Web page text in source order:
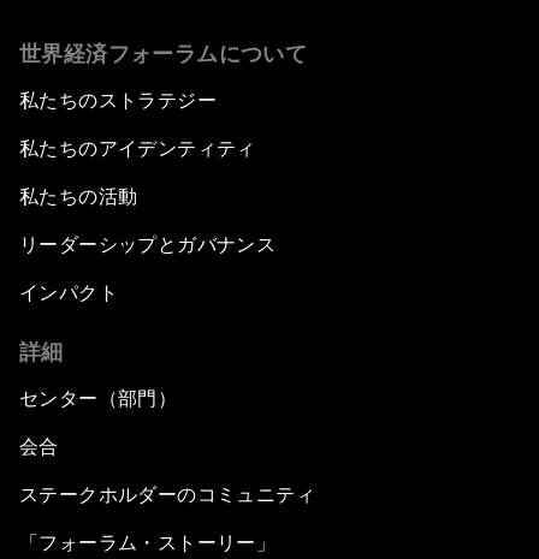
世界経済フォーラムについて
私たちのストラテジー
私たちのアイデンティティ
私たちの活動
リーダーシップとガバナンス
インパクト
詳細
センター（部門）
会合
ステークホルダーのコミュニティ
「フォーラム・ストーリー」